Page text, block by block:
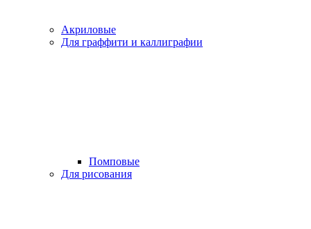
Акриловые
Для граффити и каллиграфии
Помповые
Для рисования